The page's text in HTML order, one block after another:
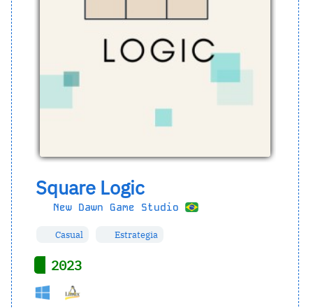
Square Logic
New Dawn Game Studio
Casual Estrategia
2023